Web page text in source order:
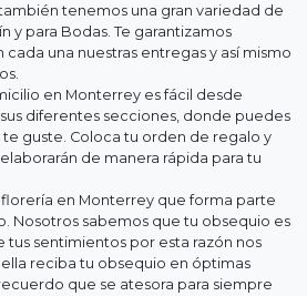
tenemos una gran variedad de
y para Bodas. Te garantizamos
una nuestras entregas y así mismo
en Monterrey es fácil desde
diferentes secciones, donde puedes
guste. Coloca tu orden de regalo y
de manera rápida para tu
florería en Monterrey que forma parte
Nosotros sabemos que tu obsequio es
tus sentimientos por esta razón nos
reciba tu obsequio en óptimas
que se atesora para siempre